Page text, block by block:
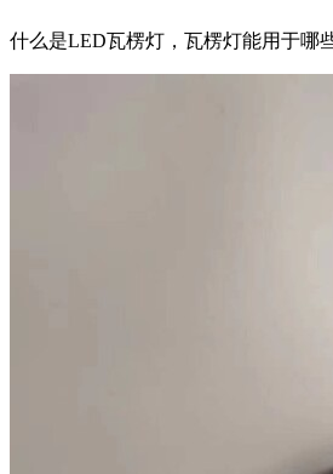
什么是LED瓦楞灯，瓦楞灯能用于哪些